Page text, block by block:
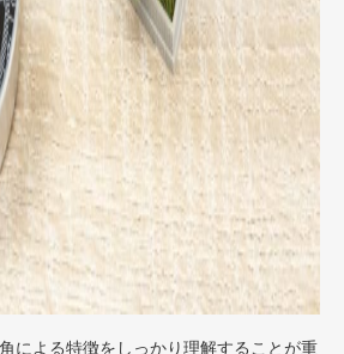
による特徴をしっかり理解することが重